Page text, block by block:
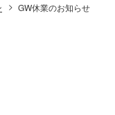
GW休業のお知らせ